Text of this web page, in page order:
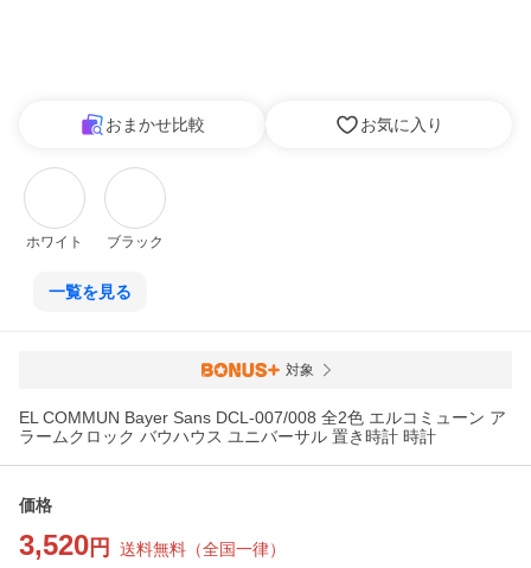
おまかせ比較 お気に入り
ホワイト ブラック
一覧を見る
対象
EL COMMUN Bayer Sans DCL-007/008 全2色 エルコミューン ア
ラームクロック バウハウス ユニバーサル 置き時計 時計
価格
3,520 円 送料無料 （全国一律）